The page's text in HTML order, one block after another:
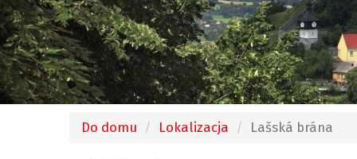
Do domu Lokalizacja Lašská brána